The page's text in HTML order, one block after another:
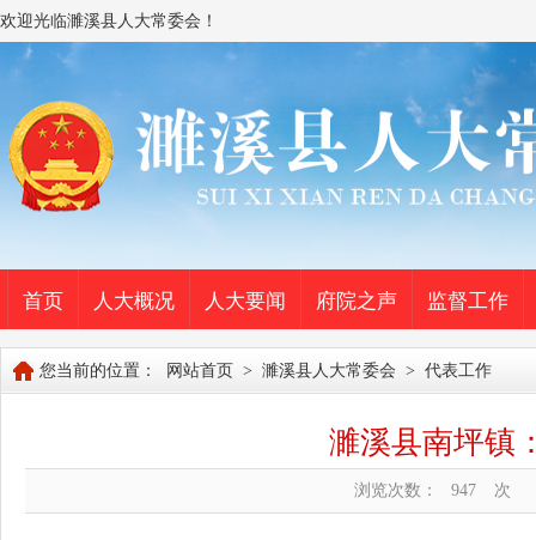
欢迎光临濉溪县人大常委会！
首页 人大概况 人大要闻 府院之声 监督工作
您当前的位置： 网站首页 > 濉溪县人大常委会 > 代表工作
濉溪县南坪镇
浏览次数： 947 次